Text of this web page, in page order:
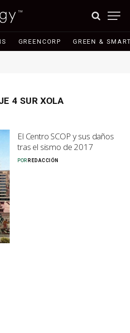
GREENCORP GREEN &
4 SUR XOLA
El Centro SCOP y sus daños
tras el sismo de 2017
POR REDACCIÓN